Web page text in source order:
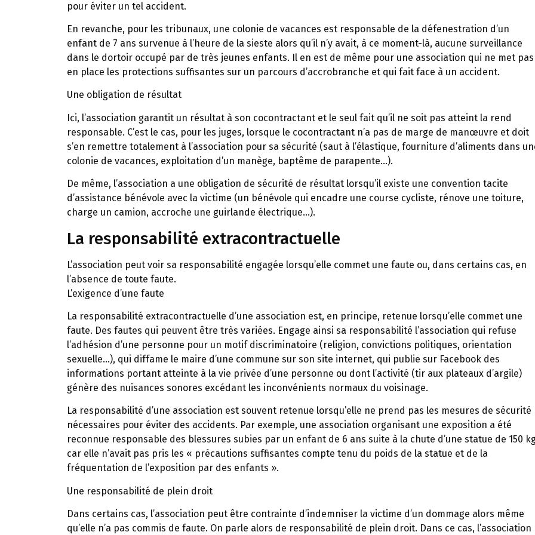
pour éviter un tel accident.
En revanche, pour les tribunaux, une colonie de vacances est responsable de la défenestration d’un
enfant de 7 ans survenue à l’heure de la sieste alors qu’il n’y avait, à ce moment-là, aucune surveillance
dans le dortoir occupé par de très jeunes enfants. Il en est de même pour une association qui ne met pas
en place les protections suffisantes sur un parcours d’accrobranche et qui fait face à un accident.
Une obligation de résultat
Ici, l’association garantit un résultat à son cocontractant et le seul fait qu’il ne soit pas atteint la rend
responsable. C’est le cas, pour les juges, lorsque le cocontractant n’a pas de marge de manœuvre et doit
s’en remettre totalement à l’association pour sa sécurité (saut à l’élastique, fourniture d’aliments dans
colonie de vacances, exploitation d’un manège, baptême de parapente…).
De même, l’association a une obligation de sécurité de résultat lorsqu’il existe une convention tacite
d’assistance bénévole avec la victime (un bénévole qui encadre une course cycliste, rénove une toiture,
charge un camion, accroche une guirlande électrique…).
La responsabilité extracontractuelle
L’association peut voir sa responsabilité engagée lorsqu’elle commet une faute ou, dans certains cas, en
l’absence de toute faute.
L’exigence d’une faute
La responsabilité extracontractuelle d’une association est, en principe, retenue lorsqu’elle commet une
faute. Des fautes qui peuvent être très variées. Engage ainsi sa responsabilité l’association qui refuse
l’adhésion d’une personne pour un motif discriminatoire (religion, convictions politiques, orientation
sexuelle…), qui diffame le maire d’une commune sur son site internet, qui publie sur Facebook des
informations portant atteinte à la vie privée d’une personne ou dont l’activité (tir aux plateaux d’argile)
génère des nuisances sonores excédant les inconvénients normaux du voisinage.
La responsabilité d’une association est souvent retenue lorsqu’elle ne prend pas les mesures de sécurité
nécessaires pour éviter des accidents. Par exemple, une association organisant une exposition a été
reconnue responsable des blessures subies par un enfant de 6 ans suite à la chute d’une statue de 150
car elle n’avait pas pris les « précautions suffisantes compte tenu du poids de la statue et de la
fréquentation de l’exposition par des enfants ».
Une responsabilité de plein droit
Dans certains cas, l’association peut être contrainte d’indemniser la victime d’un dommage alors même
qu’elle n’a pas commis de faute. On parle alors de responsabilité de plein droit. Dans ce cas, l’association